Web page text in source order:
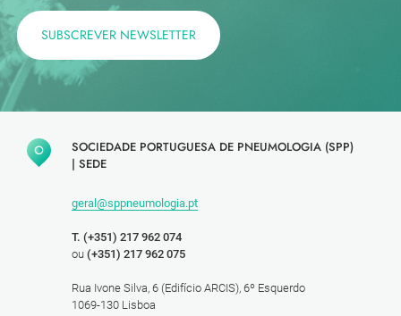
SUBSCREVER NEWSLETTER
SOCIEDADE PORTUGUESA DE PNEUMOLOGIA (SPP)
| SEDE
geral@sppneumologia.pt
T. (+351) 217 962 074
ou (+351) 217 962 075
Rua Ivone Silva, 6 (Edifício ARCIS), 6º Esquerdo
1069-130 Lisboa